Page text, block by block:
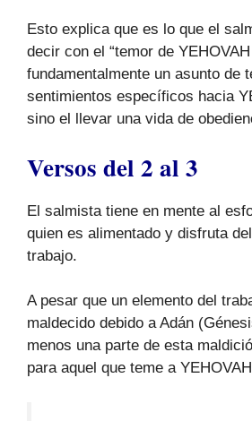
Esto explica que es lo que el
decir con el “temor de
fundamentalmente un asunto de
sentimientos específicos hacia
sino el llevar una vida de
Versos del 2 al 3
El salmista tiene en mente al
quien es alimentado y disfruta
trabajo.
A pesar que un elemento del
maldecido debido a Adán
menos una parte de esta
para aquel que teme a